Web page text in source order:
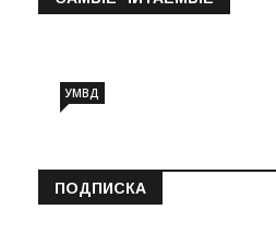
УМВД
ПОДПИСКА